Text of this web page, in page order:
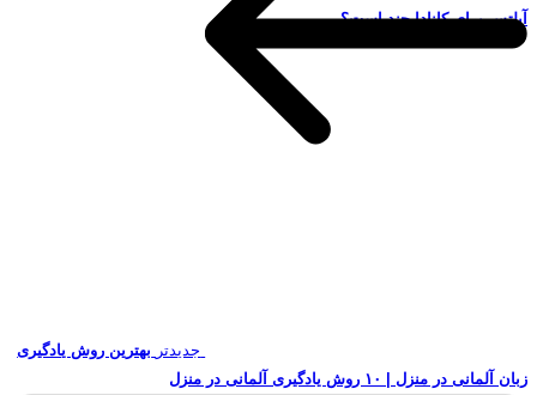
آیلتس برای کانادا چند است؟
جدیدتر بهترین روش یادگیری
زبان آلمانی در منزل | ۱۰ روش یادگیری آلمانی در منزل